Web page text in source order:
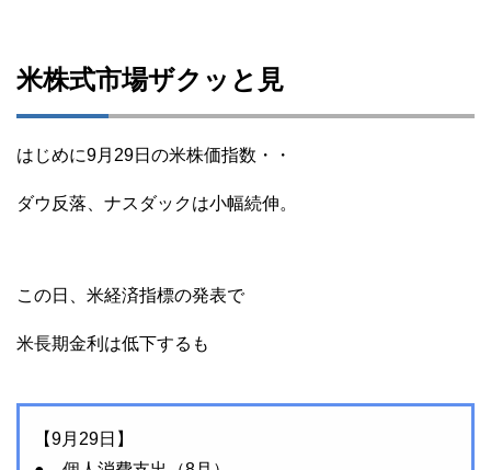
米株式市場ザクッと見
はじめに9月29日の米株価指数・・
ダウ反落、ナスダックは小幅続伸。
この日、米経済指標の発表で
米長期金利は低下するも
【9月29日】